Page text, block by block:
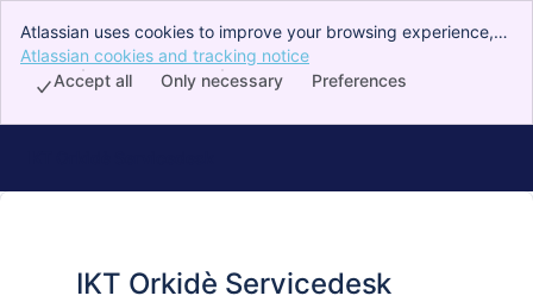
Atlassian uses cookies to improve your browsing experience,
perform analytics and research, and conduct advertising.
Accept all cookies to indicate that you agree to our use of
Atlassian cookies and tracking notice
Preferences
Only necessary
Accept all
IKT Orkidè Servicedesk